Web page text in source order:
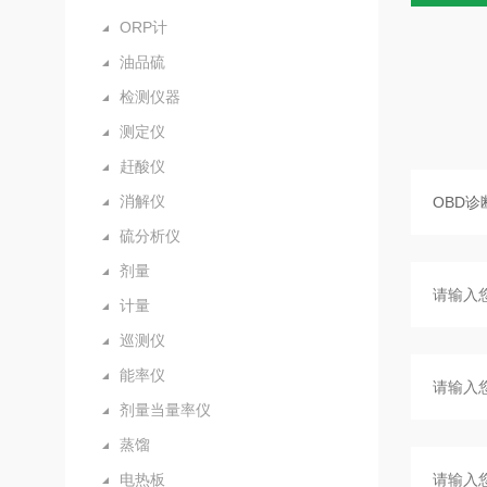
ORP计
油品硫
检测仪器
测定仪
赶酸仪
消解仪
硫分析仪
剂量
计量
巡测仪
能率仪
剂量当量率仪
蒸馏
电热板